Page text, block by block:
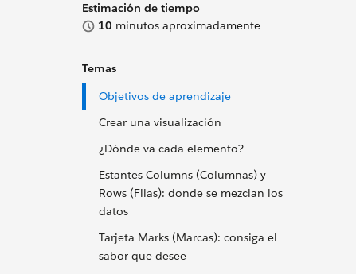
Estimación de tiempo
10 minutos aproximadamente
Temas
Objetivos de aprendizaje
Crear una visualización
¿Dónde va cada elemento?
Estantes Columns (Columnas) y
Rows (Filas): donde se mezclan los
datos
Tarjeta Marks (Marcas): consiga el
sabor que desee